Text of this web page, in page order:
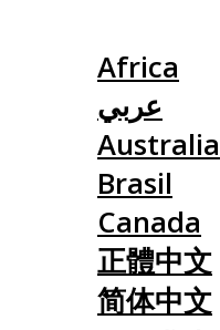
Africa
عربي
Australia
Brasil
Canada
正體中文
简体中文